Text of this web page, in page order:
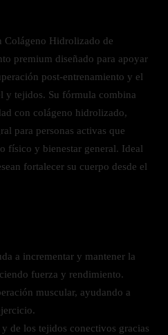
Colágeno Hidrolizado de
premium diseñado para apoyar
post-entrenamiento y el
y tejidos. Su fórmula combina
con colágeno hidrolizado,
para personas activas que
físico y bienestar general. Ideal
fortalecer su cuerpo desde el
a incrementar y mantener la
fuerza y rendimiento.
muscular, ayudando a
de los tejidos conectivos gracias